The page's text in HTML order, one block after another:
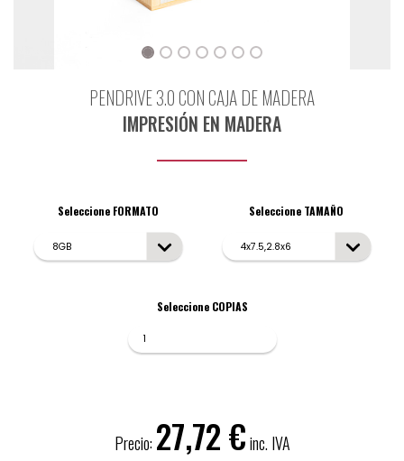
PENDRIVE 3.0 CON CAJA DE MADERA
IMPRESIÓN EN MADERA
Seleccione FORMATO Seleccione TAMAÑO
Seleccione COPIAS
Precio: 27,72 inc. IVA